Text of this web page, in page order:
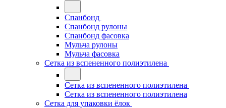
Спанбонд
Спанбонд рулоны
Спанбонд фасовка
Мульча рулоны
Мульча фасовка
Сетка из вспененного полиэтилена
Сетка из вспененного полиэтилена
Сетка из вспененного полиэтилена
Сетка для упаковки ёлок